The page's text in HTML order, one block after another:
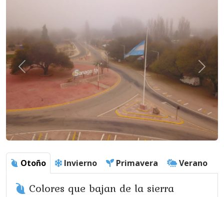
Otoño Invierno Primavera Verano
Colores que bajan de la sierra